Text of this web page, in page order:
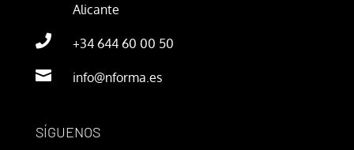
Alicante

+34 644 60 00 50

info@nforma.es
SÍGUENOS